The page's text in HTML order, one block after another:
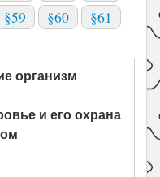
§59 §60
§61
организм
и его охрана